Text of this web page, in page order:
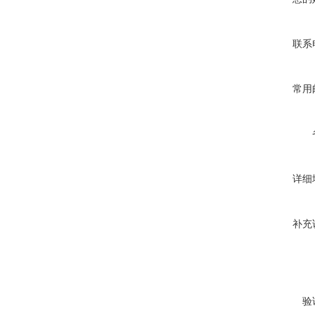
联系
常用
详细
补充
验